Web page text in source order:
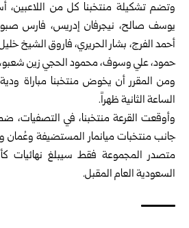
وتضم تشكيلة منتخبنا كل من
يوسف صالح، نيجرفان إدريس، فارس
أحمد الفرج، بشار الحريري، فاروق الشيخ
حمود، علي وسوف، محمود الحجي زين شعبو،
ومن المقرر أن يخوض منتخبنا مباراة
الساعة الثانية ظهراً.
وأوقعت القرعة منتخبنا، في التصفيات،
جانب منتخبات ميانمار المستضيفة وعُمان
متصدر المجموعة فقط سيبلغ نهائيات
السعودية العام المقبل.